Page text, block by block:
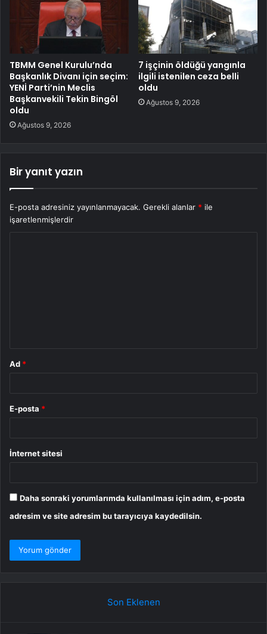
TBMM Genel Kurulu’nda
Başkanlık Divanı için seçim:
YENİ Parti’nin Meclis
Başkanvekili Tekin Bingöl
oldu
Ağustos 9, 2026
7 işçinin öldüğü yangınla
ilgili istenilen ceza belli
oldu
Ağustos 9, 2026
Bir yanıt yazın
E-posta adresiniz yayınlanmayacak. Gerekli alanlar * ile
işaretlenmişlerdir
Ad *
E-posta *
İnternet sitesi
Daha sonraki yorumlarımda kullanılması için adım, e-posta
adresim ve site adresim bu tarayıcıya kaydedilsin.
Son Eklenen